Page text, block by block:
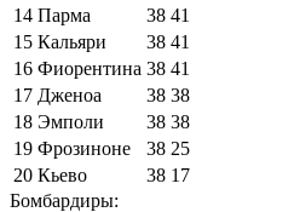
14 Парма 38 41
15 Кальяри 38 41
16 Фиорентина 38 41
17 Дженоа 38 38
18 Эмполи 38 38
19 Фрозиноне 38 25
20 Кьево 38 17
Бомбардиры: